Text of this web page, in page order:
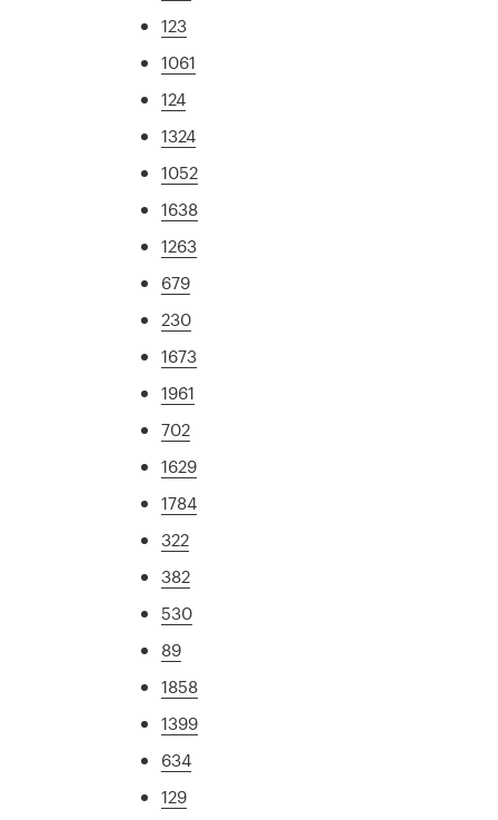
123
1061
124
1324
1052
1638
1263
679
230
1673
1961
702
1629
1784
322
382
530
89
1858
1399
634
129